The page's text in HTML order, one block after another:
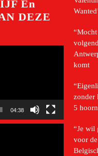
En
DEZE
04:38
“Mocht
komt
zonder
5
“Je wil
voor